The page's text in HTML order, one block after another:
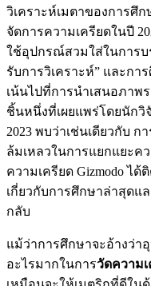
วิเคราะห์เมตาของการศึ
จัดการความเครียดในปี
ใช้อุปกรณ์สวมใส่ในการบ
รับการวิเคราะห์” และก
เน้นไปที่การนำเสนอภาพ
ชิ้นหนึ่งที่เผยแพร่โดยนักวิจั
2023 พบว่าเช่นเดียวกับ ก
ล้มเหลวในการแยกแยะค
ความเครียด Gizmodo ไ
เกี่ยวกับการศึกษาล่าสุดแ
กลับ
แม้ว่าการศึกษาจะอ้างว่า
อะไรมากในการวัดความเ